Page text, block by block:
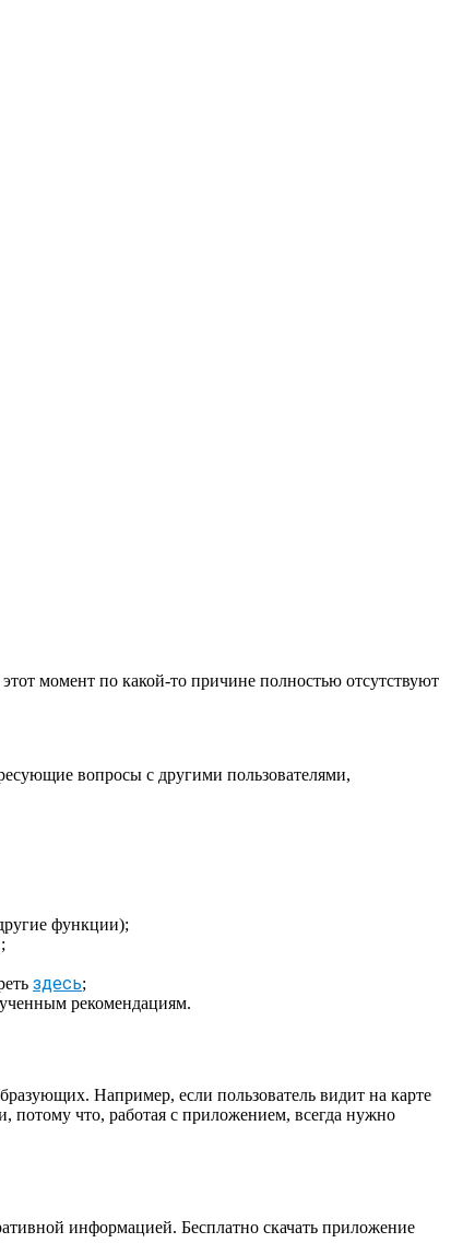
момент по какой-то причине полностью отсутствуют
вопросы с другими пользователями,
функции);
здесь;
рекомендациям.
Например, если пользователь видит на карте
потому что, работая с приложением, всегда нужно
информацией. Бесплатно скачать приложение